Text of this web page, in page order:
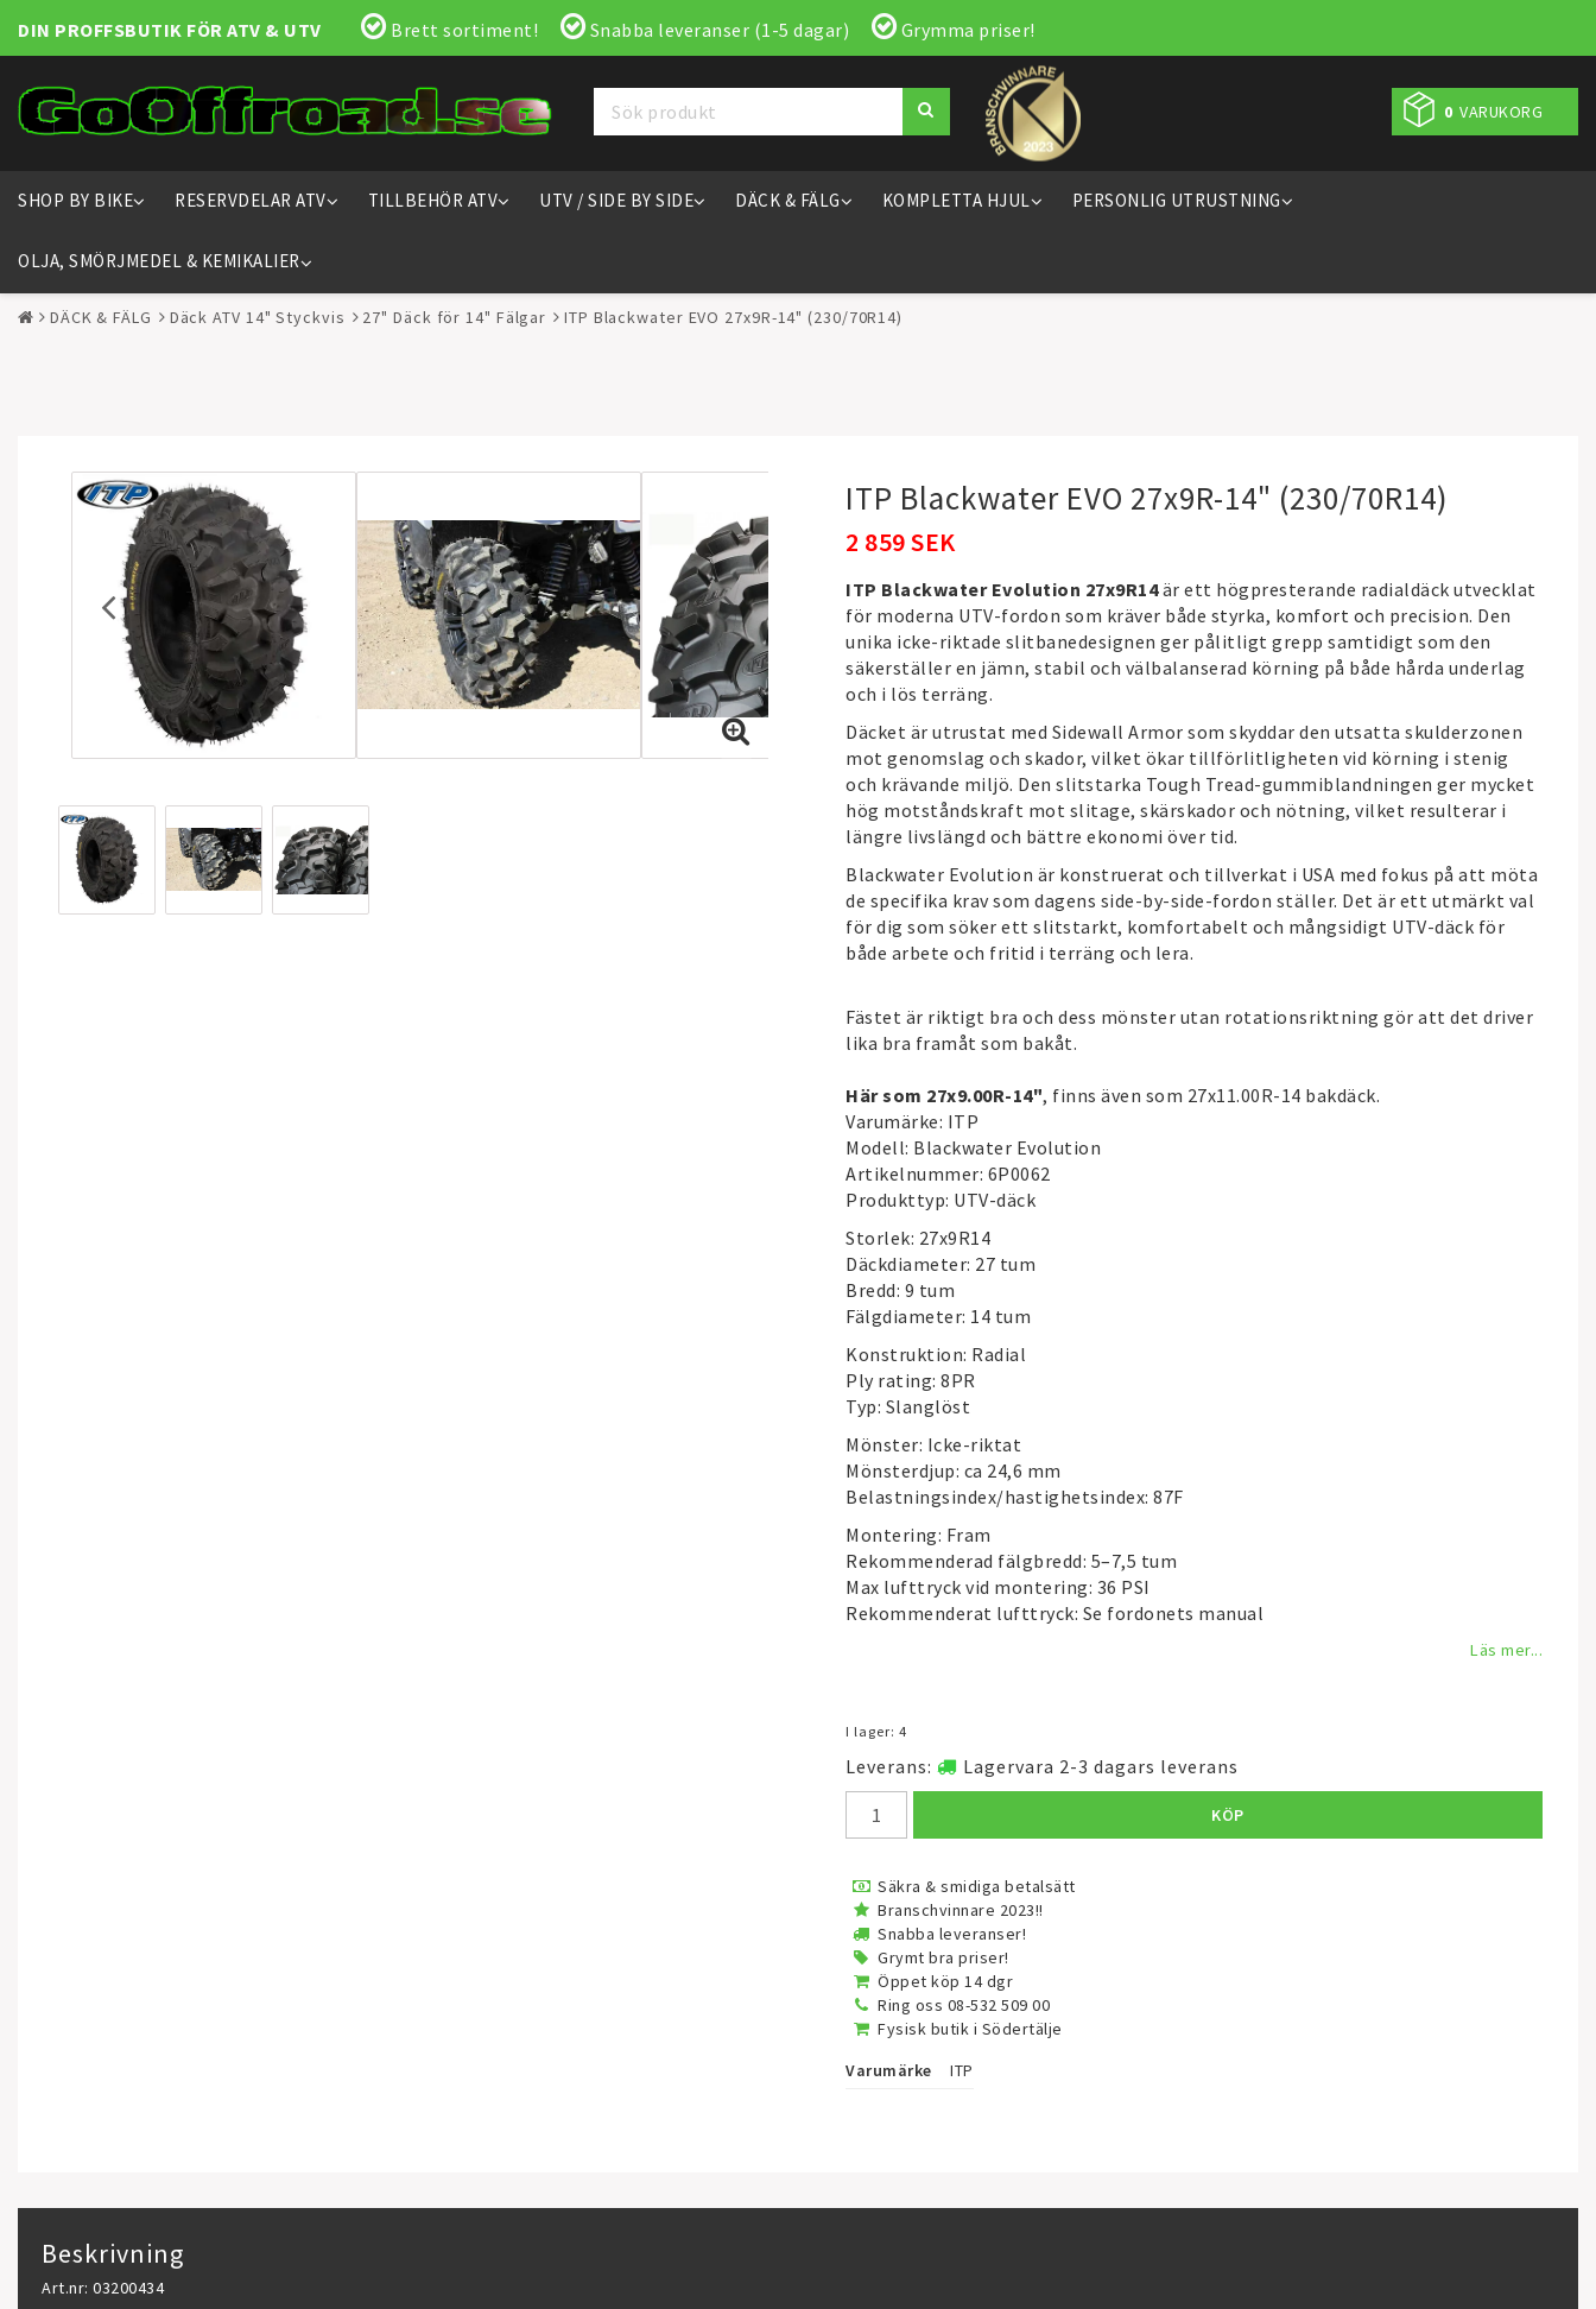
DIN PROFFSBUTIK FÖR ATV & UTV Brett sortiment! Snabba leveranser (1-5 dagar) Grymma priser!
0 VARUKORG
SHOP BY BIKE RESERVDELAR ATV TILLBEHÖR ATV UTV / SIDE BY SIDE DÄCK & FÄLG KOMPLETTA HJUL PERSONLIG UTRUSTNING
OLJA, SMÖRJMEDEL & KEMIKALIER
DÄCK & FÄLG Däck ATV 14" Styckvis 27" Däck för 14" Fälgar ITP Blackwater EVO 27x9R-14" (230/70R14)
ITP Blackwater EVO 27x9R-14" (230/70R14)
2 859 SEK
ITP Blackwater Evolution 27x9R14är ett högpresterande radialdäck utvecklat
för moderna UTV-fordon som kräver både styrka, komfort och precision. Den
unika icke-riktade slitbanedesignen ger pålitligt grepp samtidigt som den
säkerställer en jämn, stabil och välbalanserad körning på både hårda underlag
och i lös terräng.
Däcket är utrustat med Sidewall Armor som skyddar den utsatta skulderzonen
mot genomslag och skador, vilket ökar tillförlitligheten vid körning i stenig
och krävande miljö. Den slitstarka Tough Tread-gummiblandningen ger mycket
hög motståndskraft mot slitage, skärskador och nötning, vilket resulterar i
längre livslängd och bättre ekonomi över tid.
Blackwater Evolution är konstruerat och tillverkat i USA med fokus på att möta
de specifika krav som dagens side-by-side-fordon ställer. Det är ett utmärkt val
för dig som söker ett slitstarkt, komfortabelt och mångsidigt UTV-däck för
både arbete och fritid i terräng och lera.
Fästet är riktigt bra och dess mönster utan rotationsriktning gör att det driver
lika bra framåt som bakåt.
Här som 27x9.00R-14", finns även som 27x11.00R-14 bakdäck.
Varumärke: ITP
Modell: Blackwater Evolution
Artikelnummer: 6P0062
Produkttyp: UTV-däck
Storlek: 27x9R14
Däckdiameter: 27 tum
Bredd: 9 tum
Fälgdiameter: 14 tum
Konstruktion: Radial
Ply rating: 8PR
Typ: Slanglöst
Mönster: Icke-riktat
Mönsterdjup: ca 24,6 mm
Belastningsindex/hastighetsindex: 87F
Montering: Fram
Rekommenderad fälgbredd: 5–7,5 tum
Max lufttryck vid montering: 36 PSI
Rekommenderat lufttryck: Se fordonets manual
Läs mer...
I lager: 4
Leverans: Lagervara 2-3 dagars leverans
KÖP
Säkra & smidiga betalsätt
Branschvinnare 2023!!
Snabba leveranser!
Grymt bra priser!
Öppet köp 14 dgr
Ring oss 08-532 509 00
Fysisk butik i Södertälje
Varumärke
ITP
Beskrivning
Art.nr: 03200434